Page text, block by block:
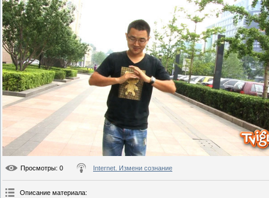
Просмотры: 0 Internet. Измени сознание
Описание материала: